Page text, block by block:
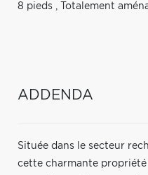
8 pieds , Totalement
ADDENDA
Située dans le secteur
cette charmante